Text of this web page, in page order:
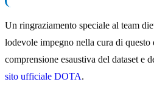
Un ringraziamento speciale al team
lodevole impegno nella cura di questo
comprensione esaustiva del dataset e
sito ufficiale DOTA.